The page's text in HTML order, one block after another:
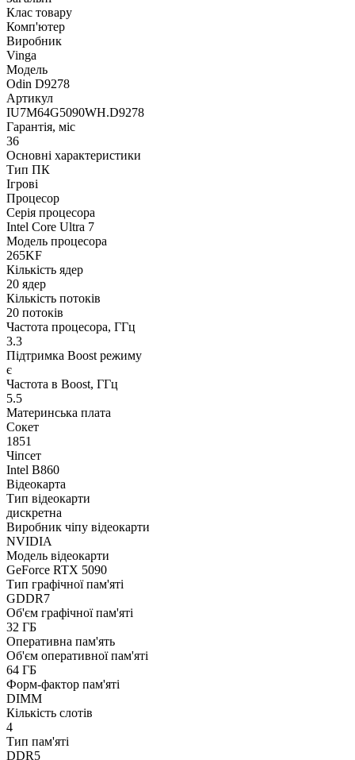
Клас товару
Комп'ютер
Виробник
Vinga
Модель
Odin D9278
Артикул
IU7M64G5090WH.D9278
Гарантія, міс
36
Основні характеристики
Тип ПК
Ігрові
Процесор
Серія процесора
Intel Core Ultra 7
Модель процесора
265KF
Кількість ядер
20 ядер
Кількість потоків
20 потоків
Частота процесора, ГГц
3.3
Підтримка Boost режиму
є
Частота в Boost, ГГц
5.5
Материнська плата
Сокет
1851
Чіпсет
Intel B860
Відеокарта
Тип відеокарти
дискретна
Виробник чіпу відеокарти
NVIDIA
Модель відеокарти
GeForce RTX 5090
Тип графічної пам'яті
GDDR7
Об'єм графічної пам'яті
32 ГБ
Оперативна пам'ять
Об'єм оперативної пам'яті
64 ГБ
Форм-фактор пам'яті
DIMM
Кількість слотів
4
Тип пам'яті
DDR5